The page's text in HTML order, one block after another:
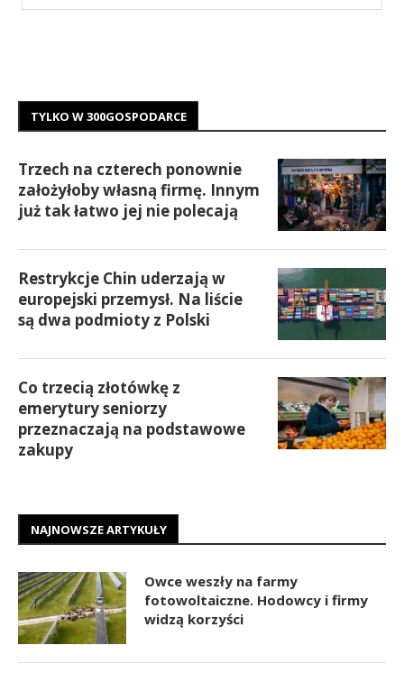
TYLKO W 300GOSPODARCE
Trzech na czterech ponownie
założyłoby własną firmę. Innym
już tak łatwo jej nie polecają
Restrykcje Chin uderzają w
europejski przemysł. Na liście
są dwa podmioty z Polski
Co trzecią złotówkę z
emerytury seniorzy
przeznaczają na podstawowe
zakupy
NAJNOWSZE ARTYKUŁY
Owce weszły na farmy
fotowoltaiczne. Hodowcy i firmy
widzą korzyści